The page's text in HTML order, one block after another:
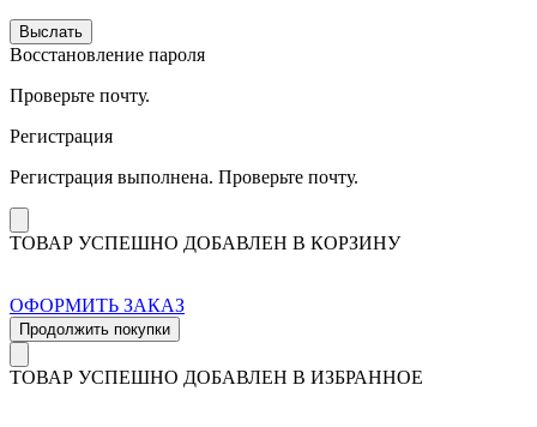
Выслать
Восстановление пароля
Проверьте почту.
Регистрация
Регистрация выполнена. Проверьте почту.
ТОВАР УСПЕШНО ДОБАВЛЕН В КОРЗИНУ
ОФОРМИТЬ ЗАКАЗ
Продолжить покупки
ТОВАР УСПЕШНО ДОБАВЛЕН В ИЗБРАННОЕ